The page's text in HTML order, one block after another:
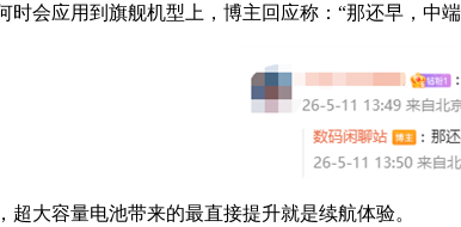
会应用到旗舰机型上，博主回应称：“那还早，中端
大容量电池带来的最直接提升就是续航体验。